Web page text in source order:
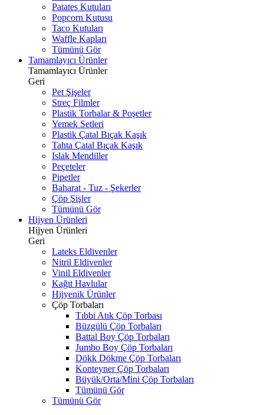
Patates Kutuları
Popcorn Kutusu
Taco Kutuları
Waffle Kapları
Tümünü Gör
Tamamlayıcı Ürünler
Tamamlayıcı Ürünler
Geri
Pet Şişeler
Streç Filmler
Plastik Torbalar & Poşetler
Yemek Setleri
Plastik Çatal Bıçak Kaşık
Tahta Çatal Bıçak Kaşık
Islak Mendiller
Peçeteler
Pipetler
Baharat - Tuz - Şekerler
Çöp Şişler
Tümünü Gör
Hijyen Ürünleri
Hijyen Ürünleri
Geri
Lateks Eldivenler
Nitril Eldivenler
Vinil Eldivenler
Kağıt Havlular
Hijyenik Ürünler
Çöp Torbaları
Tıbbi Atık Çöp Torbası
Büzgülü Çöp Torbaları
Battal Boy Çöp Torbaları
Jumbo Boy Çöp Torbaları
Dökk Dökme Çöp Torbaları
Konteyner Çöp Torbaları
Büyük/Orta/Mini Çöp Torbaları
Tümünü Gör
Tümünü Gör